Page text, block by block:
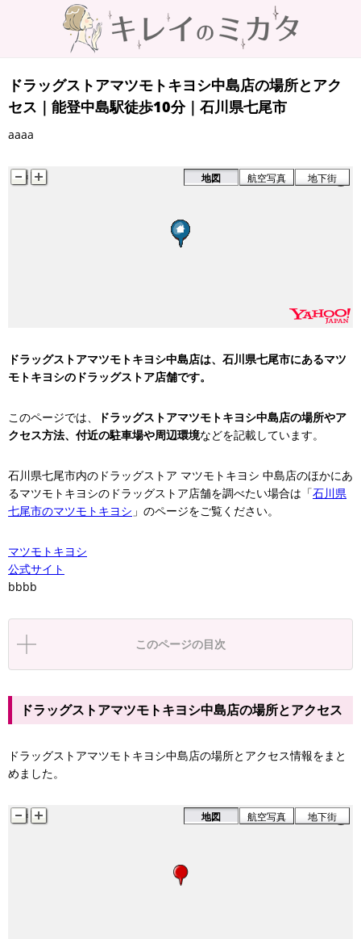
ドラッグストアマツモトキヨシ中島店の場所とアク
セス｜能登中島駅徒歩10分｜石川県七尾市
aaaa
地図 航空写真 地下街
ドラッグストアマツモトキヨシ中島店は、石川県七尾市にあるマツ
モトキヨシのドラッグストア店舗です。
このページでは、
ドラッグストアマツモトキヨシ中島店の場所やア
クセス方法、付近の駐車場や周辺環境などを記載しています。
石川県七尾市内のドラッグストア マツモトキヨシ 中島店のほかにあ
るマツモトキヨシのドラッグストア店舗を調べたい場合は「石川県
七尾市のマツモトキヨシ 」のページをご覧ください。
マツモトキヨシ
公式サイト
bbbb
このページの目次
ドラッグストアマツモトキヨシ中島店の場所とアクセス
ドラッグストアマツモトキヨシ中島店の場所とアクセス情報をまと
めました。
地図 航空写真 地下街